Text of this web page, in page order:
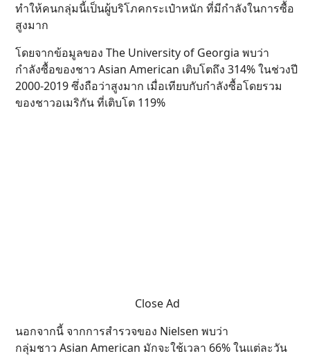
ทำให้คนกลุ่มนี้เป็นผู้บริโภคกระเป๋าหนัก ที่มีกำลังในการซื้อ
สูงมาก
โดยจากข้อมูลของ The University of Georgia พบว่า
กำลังซื้อของชาว Asian American เติบโตถึง 314% ในช่วงปี
2000-2019 ซึ่งถือว่าสูงมาก เมื่อเทียบกับกำลังซื้อโดยรวม
ของชาวอเมริกัน ที่เติบโต 119%
Close Ad
นอกจากนี้ จากการสำรวจของ Nielsen พบว่า
กลุ่มชาว Asian American มักจะใช้เวลา 66% ในแต่ละวัน